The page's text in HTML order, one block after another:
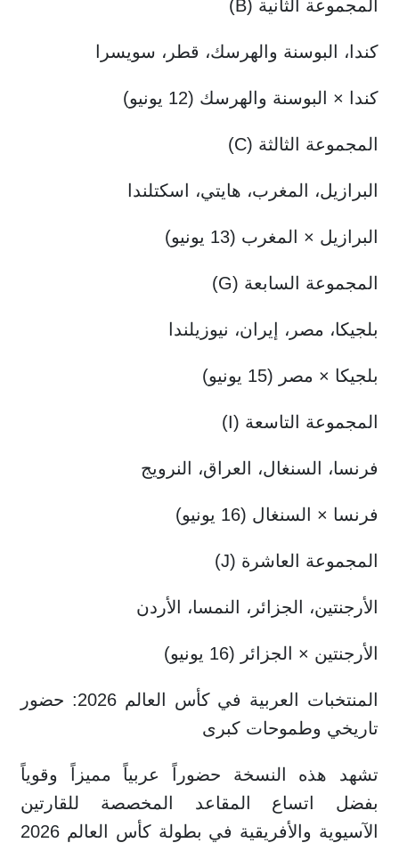
المجموعة الثانية (B)
كندا، البوسنة والهرسك، قطر، سويسرا
كندا × البوسنة والهرسك (12 يونيو)
المجموعة الثالثة (C)
البرازيل، المغرب، هايتي، اسكتلندا
البرازيل × المغرب (13 يونيو)
المجموعة السابعة (G)
بلجيكا، مصر، إيران، نيوزيلندا
بلجيكا × مصر (15 يونيو)
المجموعة التاسعة (I)
فرنسا، السنغال، العراق، النرويج
فرنسا × السنغال (16 يونيو)
المجموعة العاشرة (J)
الأرجنتين، الجزائر، النمسا، الأردن
الأرجنتين × الجزائر (16 يونيو)
المنتخبات العربية في كأس العالم 2026: حضور
تاريخي وطموحات كبرى
تشهد هذه النسخة حضوراً عربياً مميزاً وقوياً
بفضل اتساع المقاعد المخصصة للقارتين
الآسيوية والأفريقية في بطولة كأس العالم 2026